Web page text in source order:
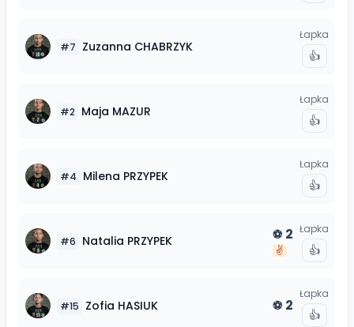
#7 Zuzanna CHABRZYK
Łapka
👍
#2 Maja MAZUR
Łapka
👍
#4 Milena PRZYPEK
Łapka
👍
#6 Natalia PRZYPEK ⚽ 2
✌️
Łapka
👍
#15 Zofia HASIUK ⚽ 2
Łapka
👍